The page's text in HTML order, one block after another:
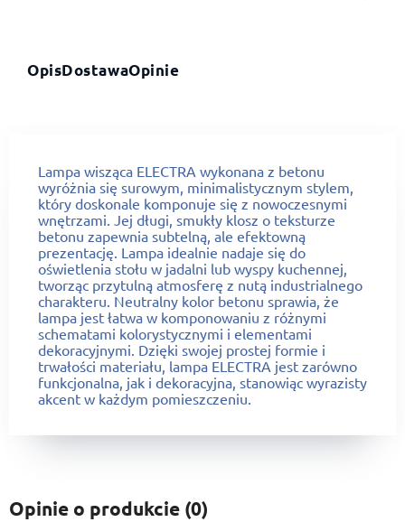
OpisDostawaOpinie
Lampa wisząca ELECTRA wykonana z betonu
wyróżnia się surowym, minimalistycznym stylem,
który doskonale komponuje się z nowoczesnymi
wnętrzami. Jej długi, smukły klosz o teksturze
betonu zapewnia subtelną, ale efektowną
prezentację. Lampa idealnie nadaje się do
oświetlenia stołu w jadalni lub wyspy kuchennej,
tworząc przytulną atmosferę z nutą industrialnego
charakteru. Neutralny kolor betonu sprawia, że
lampa jest łatwa w komponowaniu z różnymi
schematami kolorystycznymi i elementami
dekoracyjnymi. Dzięki swojej prostej formie i
trwałości materiału, lampa ELECTRA jest zarówno
funkcjonalna, jak i dekoracyjna, stanowiąc wyrazisty
akcent w każdym pomieszczeniu.
Opinie o produkcie (0)